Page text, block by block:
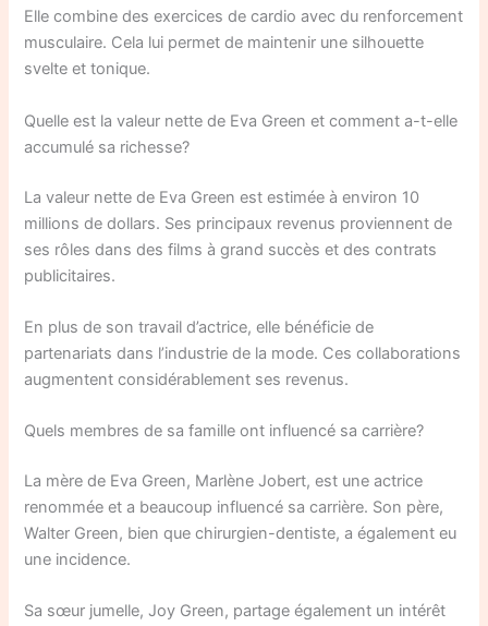
Elle combine des exercices de cardio avec du renforcement
musculaire. Cela lui permet de maintenir une silhouette
svelte et tonique.
Quelle est la valeur nette de Eva Green et comment a-t-elle
accumulé sa richesse?
La valeur nette de Eva Green est estimée à environ 10
millions de dollars. Ses principaux revenus proviennent de
ses rôles dans des films à grand succès et des contrats
publicitaires.
En plus de son travail d’actrice, elle bénéficie de
partenariats dans l’industrie de la mode. Ces collaborations
augmentent considérablement ses revenus.
Quels membres de sa famille ont influencé sa carrière?
La mère de Eva Green, Marlène Jobert, est une actrice
renommée et a beaucoup influencé sa carrière. Son père,
Walter Green, bien que chirurgien-dentiste, a également eu
une incidence.
Sa sœur jumelle, Joy Green, partage également un intérêt